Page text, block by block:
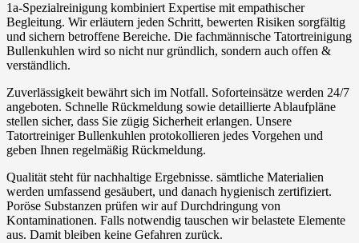
1a-Spezialreinigung kombiniert Expertise mit empathischer
Begleitung. Wir erläutern jeden Schritt, bewerten Risiken sorgfältig
und sichern betroffene Bereiche. Die fachmännische Tatortreinigung
Bullenkuhlen wird so nicht nur gründlich, sondern auch offen &
verständlich.
Zuverlässigkeit bewährt sich im Notfall. Soforteinsätze werden 24/7
angeboten. Schnelle Rückmeldung sowie detaillierte Ablaufpläne
stellen sicher, dass Sie zügig Sicherheit erlangen. Unsere
Tatortreiniger Bullenkuhlen protokollieren jedes Vorgehen und
geben Ihnen regelmäßig Rückmeldung.
Qualität steht für nachhaltige Ergebnisse. sämtliche Materialien
werden umfassend gesäubert, und danach hygienisch zertifiziert.
Poröse Substanzen prüfen wir auf Durchdringung von
Kontaminationen. Falls notwendig tauschen wir belastete Elemente
aus. Damit bleiben keine Gefahren zurück.